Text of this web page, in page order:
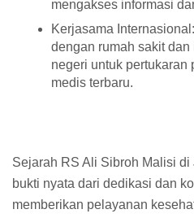
mengakses informasi
Kerjasama
dengan rumah sakit
negeri untuk pertukaran
medis terbaru.
Sejarah RS Ali Sibroh Malisi
bukti nyata dari dedikasi dan
memberikan pelayanan